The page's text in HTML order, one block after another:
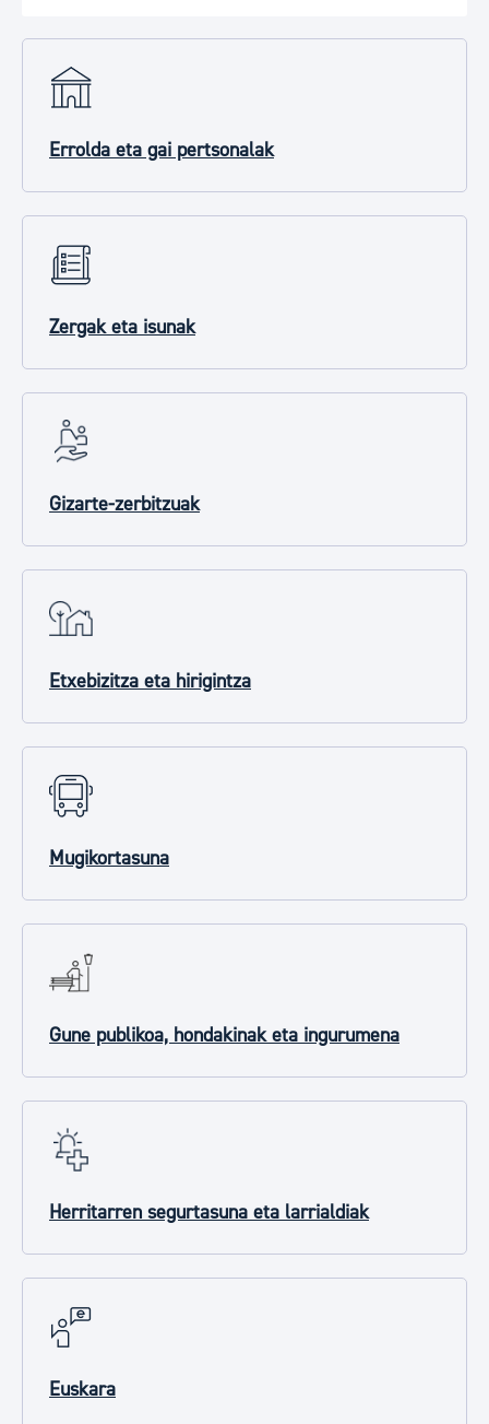
Errolda eta gai pertsonalak
Zergak eta isunak
Gizarte-zerbitzuak
Etxebizitza eta hirigintza
Mugikortasuna
Gune publikoa, hondakinak eta ingurumena
Herritarren segurtasuna eta larrialdiak
Euskara